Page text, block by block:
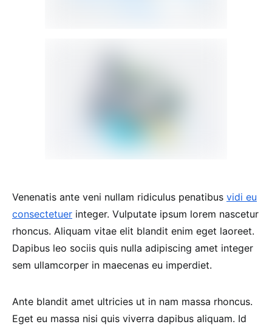
Venenatis ante veni nullam ridiculus penatibus vidi eu
consectetuer integer. Vulputate ipsum lorem nascetur
rhoncus. Aliquam vitae elit blandit enim eget laoreet.
Dapibus leo sociis quis nulla adipiscing amet integer
sem ullamcorper in maecenas eu imperdiet.
Ante blandit amet ultricies ut in nam massa rhoncus.
Eget eu massa nisi quis viverra dapibus aliquam. Id